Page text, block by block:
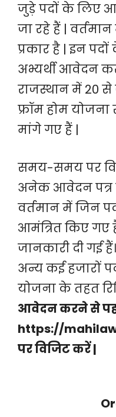
जुड़े पदों के लिए
जा रहे हैं |
प्रकार है | इन
अभ्यर्थी आवेदन
राजस्थान में 20 से
फ्रॉम होम
मांगे गए हैं |
समय-समय पर
अनेक आवेदन पत्र
वर्तमान में जिन
आमंत्रित किए
जानकारी दी गई
अन्य कई हजारों
योजना के तहत
आवेदन करने से
https://
पर विजिट करें |